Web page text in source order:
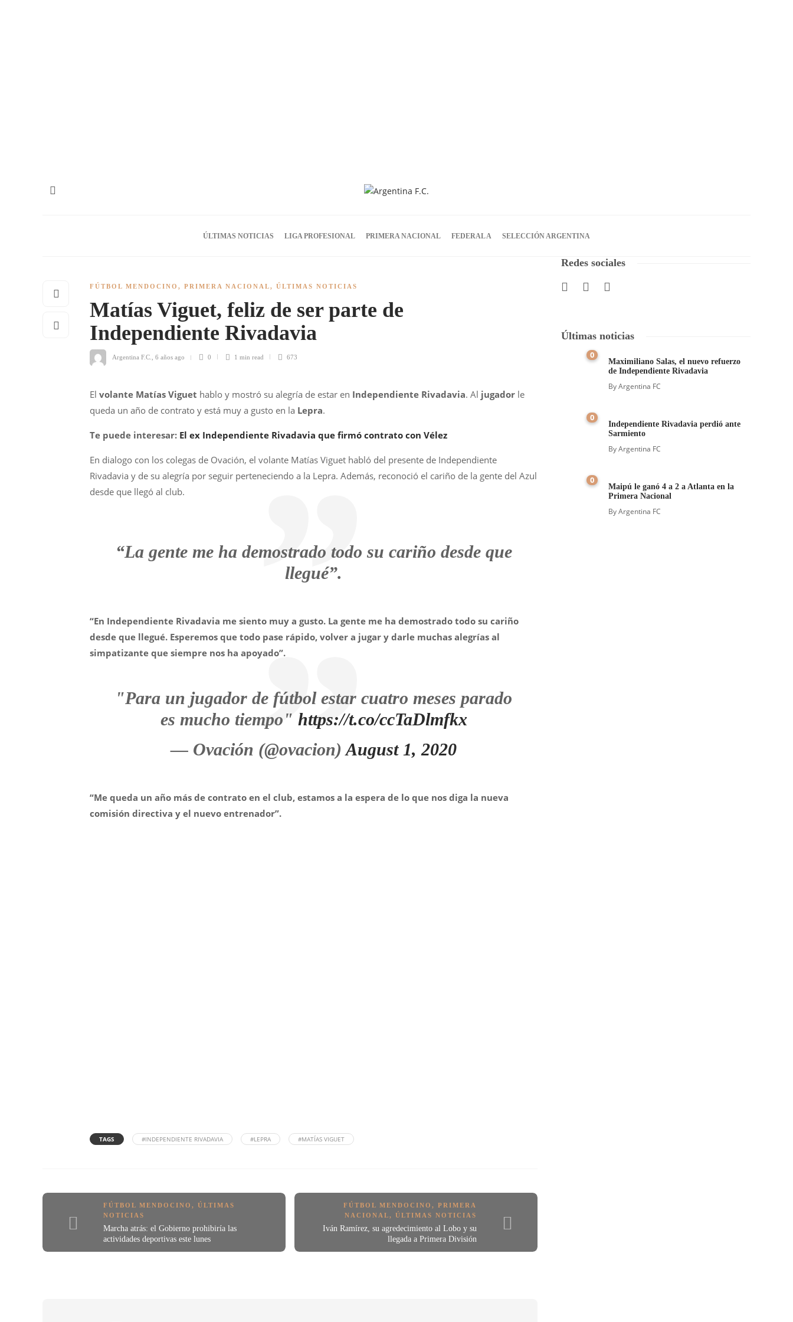
ÚLTIMAS NOTICIAS LIGA PROFESIONAL PRIMERA NACIONAL FEDERAL A SELECCIÓN ARGENTINA
FÚTBOL MENDOCINO , PRIMERA NACIONAL, ÚLTIMAS NOTICIAS
Matías Viguet, feliz de ser parte de
Independiente Rivadavia
Argentina F.C. 6 años ago 0 1 min read 673
El volante Matías Viguet hablo y mostró su alegría de estar en Independiente Rivadavia. Al jugador le
queda un año de contrato y está muy a gusto en la Lepra.
Te puede interesar: El ex Independiente Rivadavia que firmó contrato con Vélez
En dialogo con los colegas de Ovación, el volante Matías Viguet habló del presente de Independiente
Rivadavia y de su alegría por seguir perteneciendo a la Lepra. Además, reconoció el cariño de la gente del Azul
desde que llegó al club.
“La gente me ha demostrado todo su cariño desde que
llegué”.
“En Independiente Rivadavia me siento muy a gusto. La gente me ha demostrado todo su cariño
desde que llegué. Esperemos que todo pase rápido, volver a jugar y darle muchas alegrías al
simpatizante que siempre nos ha apoyado”.
"Para un jugador de fútbol estar cuatro meses parado
es mucho tiempo" https://t.co/ccTaDlmfkx
— Ovación (@ovacion)August 1, 2020
“Me queda un año más de contrato en el club, estamos a la espera de lo que nos diga la nueva
comisión directiva y el nuevo entrenador”.
TAGS #INDEPENDIENTE RIVADAVIA #LEPRA #MATÍAS VIGUET
FÚTBOL MENDOCINO,ÚLTIMAS
NOTICIAS
Marcha atrás: el Gobierno prohibiría las
actividades deportivas este lunes
FÚTBOL MENDOCINO,PRIMERA
NACIONAL,ÚLTIMAS NOTICIAS
Iván Ramírez, su agredecimiento al Lobo y su
llegada a Primera División
Redes sociales
Últimas noticias
0
Maximiliano Salas, el nuevo refuerzo
de Independiente Rivadavia
ByArgentina FC
0
Independiente Rivadavia perdió ante
Sarmiento
ByArgentina FC
0
Maipú le ganó 4 a 2 a Atlanta en la
Primera Nacional
ByArgentina FC